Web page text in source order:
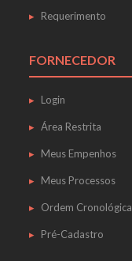
Requerimento
FORNECEDOR
Login
Área Restrita
Meus Empenhos
Meus Processos
Ordem Cronológica
Pré-Cadastro